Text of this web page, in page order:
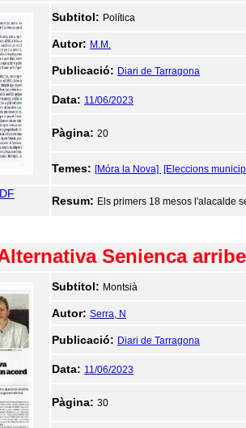
Subtitol: Política
Autor: M.M.
Publicació: Diari de Tarragona
Data: 11/06/2023
Pàgina: 20
Temes: [Móra la Nova] [Eleccions
Resum: Els primers 18 mesos l'alacalde
Senienca
Subtitol: Montsià
Autor: Serra, N
Publicació: Diari de Tarragona
Data: 11/06/2023
Pàgina: 30